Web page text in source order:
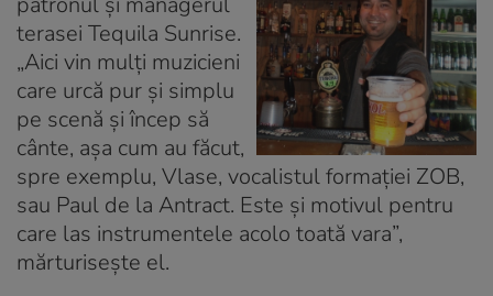
terasei Tequila Sunrise.
„Aici vin mulţi muzicieni
care urcă pur şi simplu
pe scenă şi încep să
cânte, aşa cum au făcut,
spre exemplu, Vlase, vocalistul formaţiei ZOB,
sau Paul de la Antract. Este şi motivul pentru
care las instrumentele acolo toată vara”,
mărturiseşte el.